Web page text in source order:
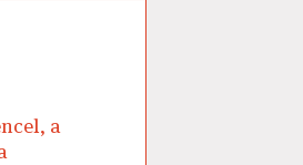
a